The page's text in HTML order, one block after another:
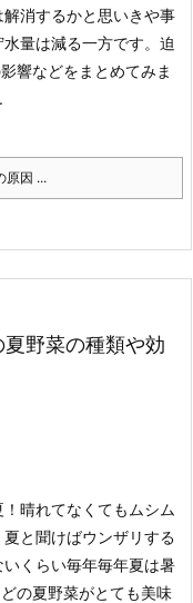
消するかと思いきや事
量は減る一方です。迫
響などをまとめてみま
原因 ...
野菜の種類や効
晴れてなくてもムシム
夏と聞けばウンザリする
くらい毎年毎年夏は暑
の夏野菜がとても美味